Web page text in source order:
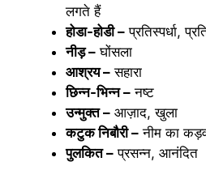
लगते हैं
होडा-होडी – प्रतिस्पर्धा,
नीड़ – घोंसला
आश्रय – सहारा
छिन्न-भिन्न – नष्ट
उन्मुक्त – आज़ाद, खुला
कटुक निबौरी – नीम का
पुलकित – प्रसन्न, आनंदित